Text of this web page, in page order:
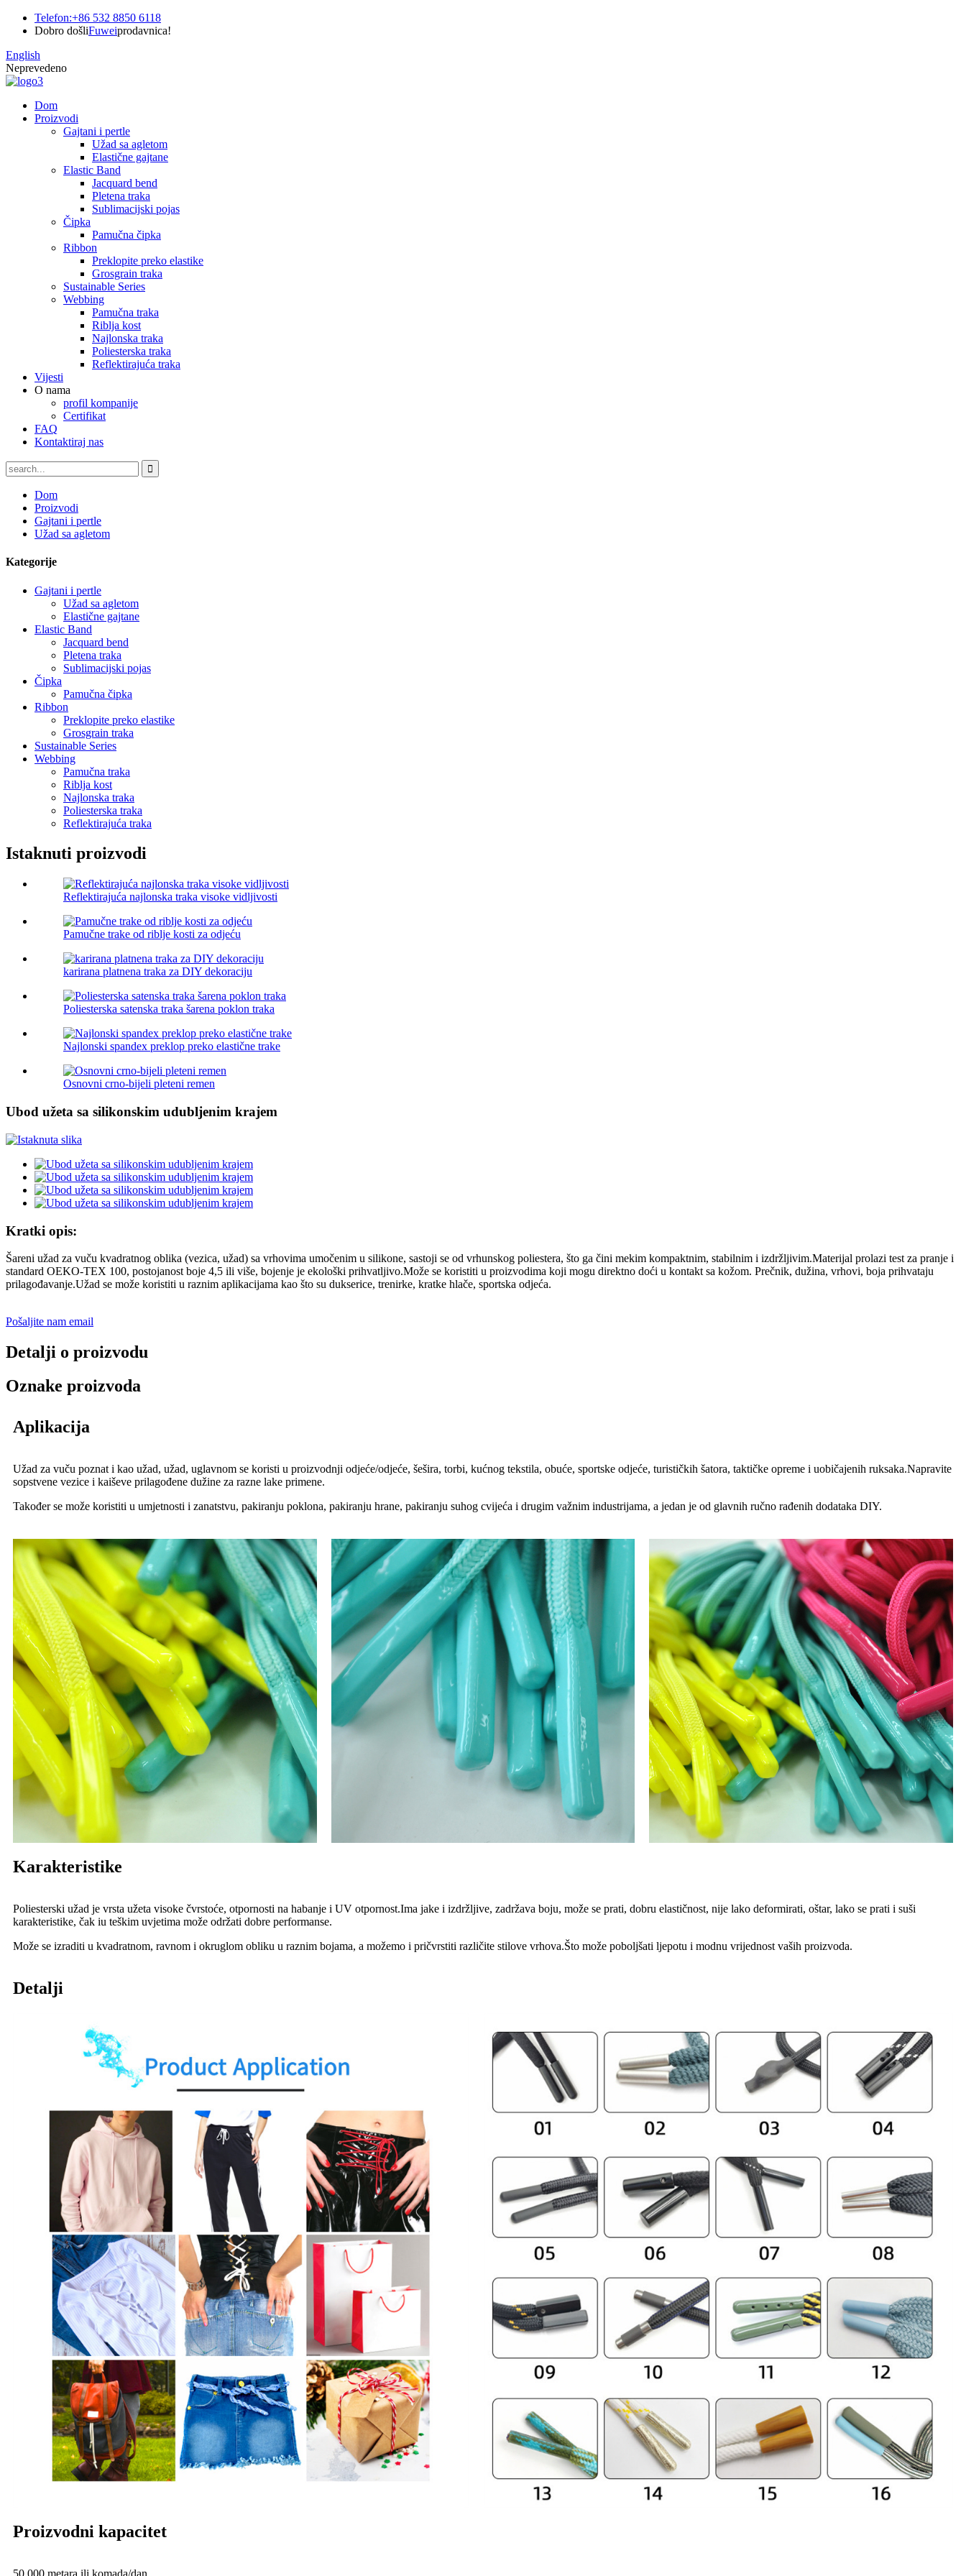
Telefon:+86 532 8850 6118
Dobro došliFuweiprodavnica!
English
Neprevedeno
Dom
Proizvodi
Gajtani i pertle
Užad sa agletom
Elastične gajtane
Elastic Band
Jacquard bend
Pletena traka
Sublimacijski pojas
Čipka
Pamučna čipka
Ribbon
Preklopite preko elastike
Grosgrain traka
Sustainable Series
Webbing
Pamučna traka
Riblja kost
Najlonska traka
Poliesterska traka
Reflektirajuća traka
Vijesti
O nama
profil kompanije
Certifikat
FAQ
Kontaktiraj nas
Dom
Proizvodi
Gajtani i pertle
Užad sa agletom
Kategorije
Gajtani i pertle
Užad sa agletom
Elastične gajtane
Elastic Band
Jacquard bend
Pletena traka
Sublimacijski pojas
Čipka
Pamučna čipka
Ribbon
Preklopite preko elastike
Grosgrain traka
Sustainable Series
Webbing
Pamučna traka
Riblja kost
Najlonska traka
Poliesterska traka
Reflektirajuća traka
Istaknuti proizvodi
Reflektirajuća najlonska traka visoke vidljivosti
Pamučne trake od riblje kosti za odjeću
karirana platnena traka za DIY dekoraciju
Poliesterska satenska traka šarena poklon traka
Najlonski spandex preklop preko elastične trake
Osnovni crno-bijeli pleteni remen
Ubod užeta sa silikonskim udubljenim krajem
Kratki opis:
Šareni užad za vuču kvadratnog oblika (vezica, užad) sa vrhovima umočenim u silikone, sastoji se od vrhunskog poliestera, što ga čini mekim kompaktnim, stabilnim i izdržljivim.Materijal prolazi test za pranje i
standard OEKO-TEX 100, postojanost boje 4,5 ili više, bojenje je ekološki prihvatljivo.Može se koristiti u proizvodima koji mogu direktno doći u kontakt sa kožom. Prečnik, dužina, vrhovi, boja prihvataju
prilagođavanje.Užad se može koristiti u raznim aplikacijama kao što su dukserice, trenirke, kratke hlače, sportska odjeća.
Pošaljite nam email
Detalji o proizvodu
Oznake proizvoda
Aplikacija
Užad za vuču poznat i kao užad, užad, uglavnom se koristi u proizvodnji odjeće/odjeće, šešira, torbi, kućnog tekstila, obuće, sportske odjeće, turističkih šatora, taktičke opreme i uobičajenih ruksaka.Napravite
sopstvene vezice i kaiševe prilagođene dužine za razne lake primene.
Također se može koristiti u umjetnosti i zanatstvu, pakiranju poklona, ​​pakiranju hrane, pakiranju suhog cvijeća i drugim važnim industrijama, a jedan je od glavnih ručno rađenih dodataka DIY.
Karakteristike
Poliesterski užad je vrsta užeta visoke čvrstoće, otpornosti na habanje i UV otpornost.Ima jake i izdržljive, zadržava boju, može se prati, dobru elastičnost, nije lako deformirati, oštar, lako se prati i suši
karakteristike, čak iu teškim uvjetima može održati dobre performanse.
Može se izraditi u kvadratnom, ravnom i okruglom obliku u raznim bojama, a možemo i pričvrstiti različite stilove vrhova.Što može poboljšati ljepotu i modnu vrijednost vaših proizvoda.
Detalji
Proizvodni kapacitet